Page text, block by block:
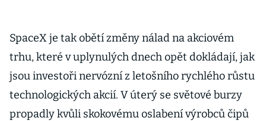
SpaceX je tak obětí změny nálad na akciovém
trhu, které v uplynulých dnech opět dokládají, jak
jsou investoři nervózní z letošního rychlého růstu
technologických akcií. V úterý se světové burzy
propadly kvůli skokovému oslabení výrobců čipů